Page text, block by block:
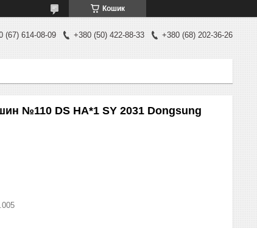
Кошик
(67) 614-08-09 +380 (50) 422-88-33 +380 (68) 202-36-26
№110 DS HA*1 SY 2031 Dongsung